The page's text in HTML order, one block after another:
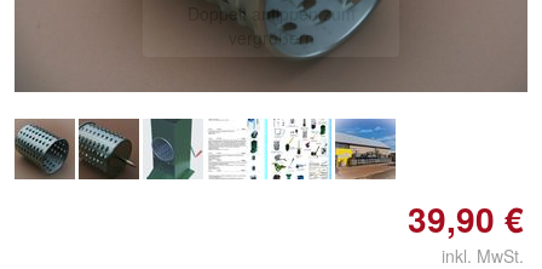
Doppelt antippen zum
vergrößern
39,90 €
inkl. MwSt.